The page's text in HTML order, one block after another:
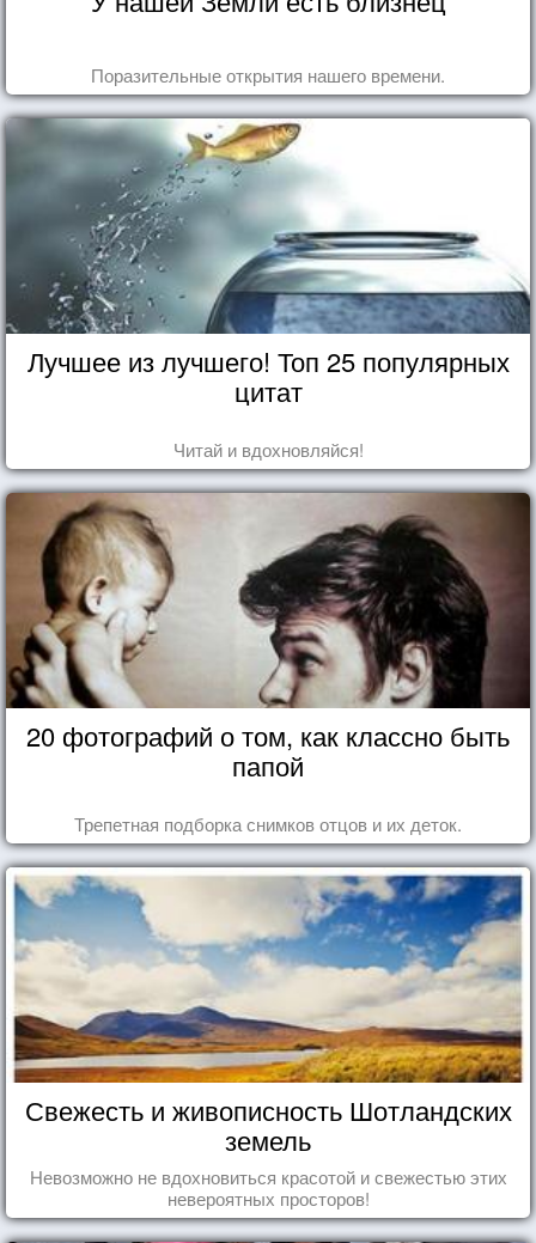
Поразительные открытия нашего времени.
Лучшее из лучшего! Топ 25 популярных
цитат
Читай и вдохновляйся!
20 фотографий о том, как классно быть
папой
Трепетная подборка снимков отцов и их деток.
Свежесть и живописность Шотландских
земель
Невозможно не вдохновиться красотой и свежестью этих
невероятных просторов!